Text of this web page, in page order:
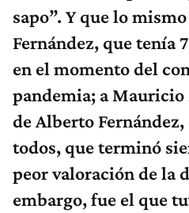
sapo”. Y que lo
Fernández, que tenía
en el momento del
pandemia; a
de Alberto
todos, que terminó
peor valoración de la
embargo, fue el que